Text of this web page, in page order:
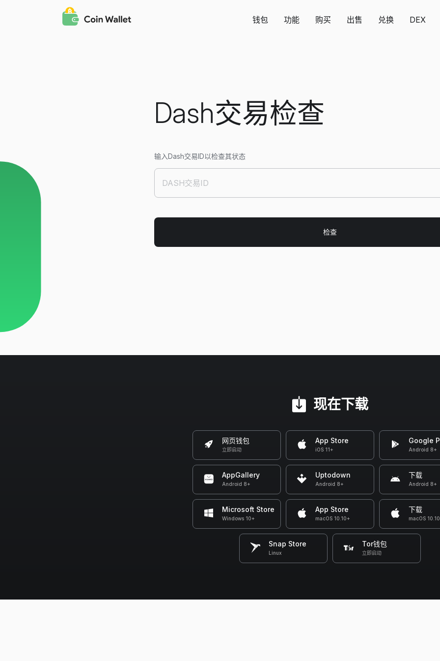
钱包 功能 购买 出售 兑换 DEX
Dash交易检查
输入Dash交易ID以检查其状态
现在下载
网页钱包
立即启动
App Store
iOS 11+
Google
Android 8+
AppGallery
Android 8+
Uptodown
Android 8+
下载
Android 8+
Microsoft Store
Windows 10+
App Store
macOS 10.10+
下载
macOS
Snap Store
Linux
Tor钱包
立即启动